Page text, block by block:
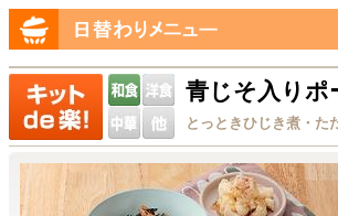
青じそ入りポ
とっときひじき煮・た